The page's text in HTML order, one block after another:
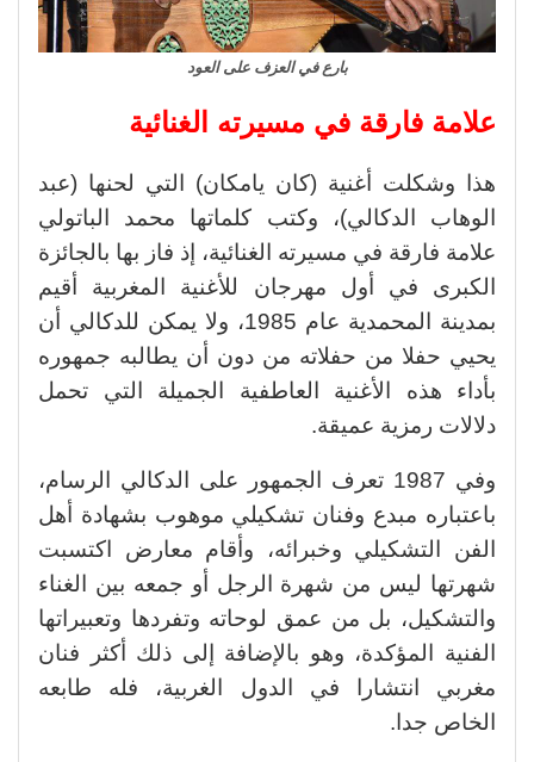
بارع في العزف على العود
علامة فارقة في مسيرته الغنائية
هذا وشكلت أغنية (كان يامكان) التي لحنها (عبد
الوهاب الدكالي)، وكتب كلماتها محمد الباتولي
علامة فارقة في مسيرته الغنائية، إذ فاز بها بالجائزة
الكبرى في أول مهرجان للأغنية المغربية أقيم
بمدينة المحمدية عام 1985، ولا يمكن للدكالي أن
يحيي حفلا من حفلاته من دون أن يطالبه جمهوره
بأداء هذه الأغنية العاطفية الجميلة التي تحمل
دلالات رمزية عميقة.
وفي 1987 تعرف الجمهور على الدكالي الرسام،
باعتباره مبدع وفنان تشكيلي موهوب بشهادة أهل
الفن التشكيلي وخبرائه، وأقام معارض اكتسبت
شهرتها ليس من شهرة الرجل أو جمعه بين الغناء
والتشكيل، بل من عمق لوحاته وتفردها وتعبيراتها
الفنية المؤكدة، وهو بالإضافة إلى ذلك أكثر فنان
مغربي انتشارا في الدول الغربية، فله طابعه
الخاص جدا.